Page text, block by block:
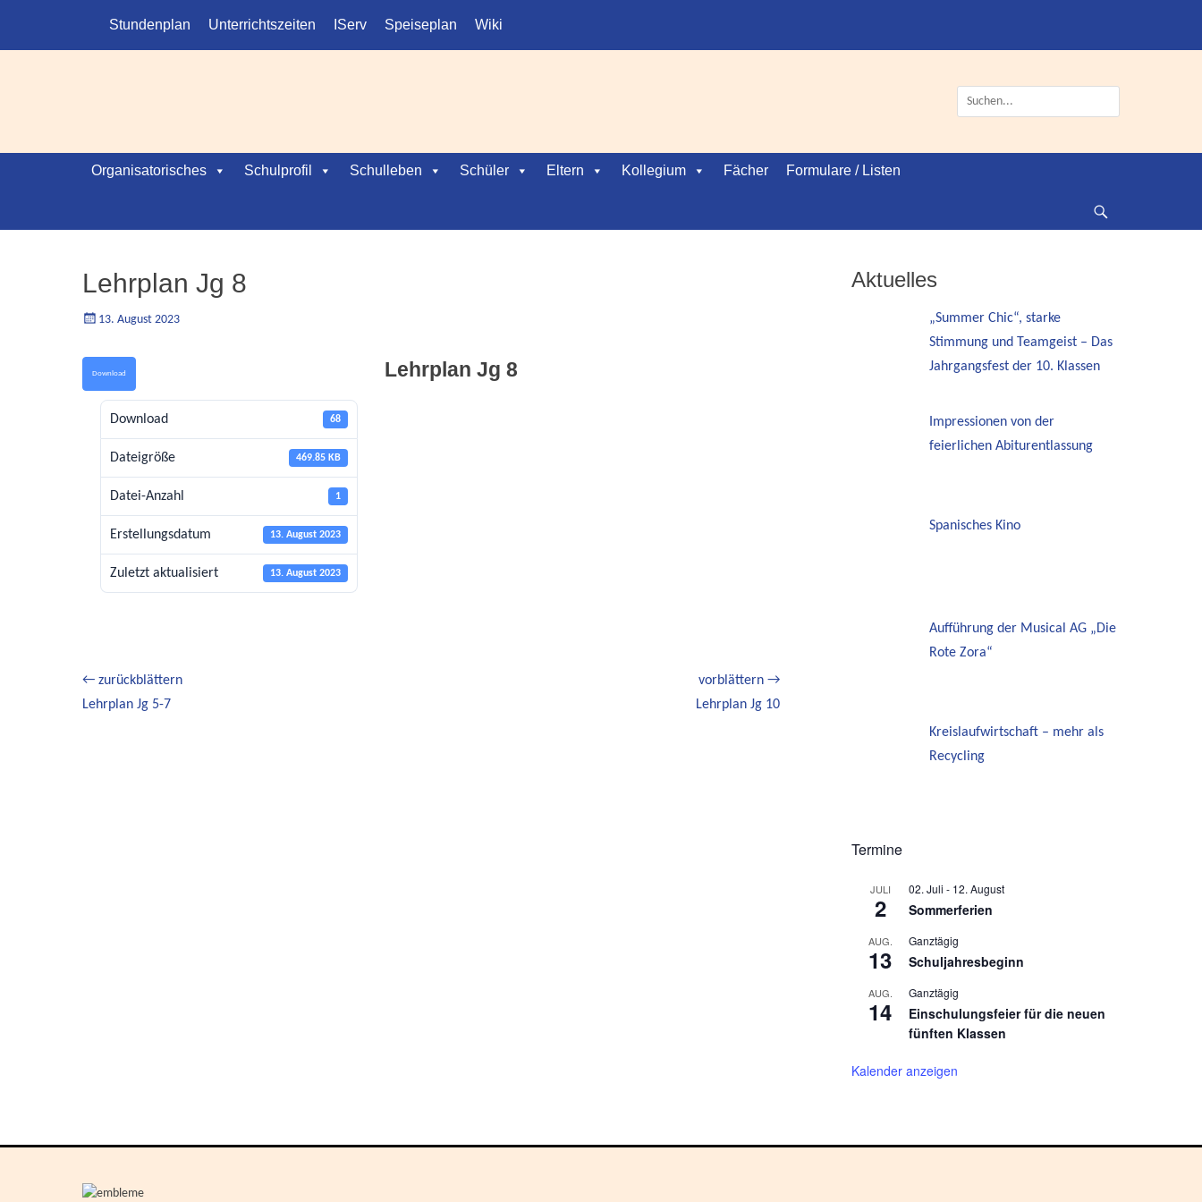
Kopfmenü
Weiter
Stundenplan Unterrichtszeiten IServ Speiseplan Wiki
Suche
nach:
Hauptmenü
Weiter
Organisatorisches Schulprofil Schulleben Schüler Eltern Kollegium Fächer Formulare / Listen
Lehrplan Jg 8
Geschrieben
13. August 2023
Download
Download 68
Dateigröße 469.85 KB
Datei-Anzahl 1
Erstellungsdatum 13. August 2023
Zuletzt aktualisiert 13. August 2023
Lehrplan Jg 8
Beitragsnavigation
← zurückblättern
Vorheriger
Lehrplan Jg 5-7
vorblättern →
Lehrplan Jg 10
Aktuelles
„Summer Chic“, starke
Stimmung und Teamgeist – Das
Jahrgangsfest der 10. Klassen
Impressionen von der
feierlichen Abiturentlassung
Spanisches Kino
Aufführung der Musical AG „Die
Rote Zora“
Kreislaufwirtschaft – mehr als
Recycling
Termine
JULI
2
02. Juli - 12. August
Sommerferien
AUG.
13
Ganztägig
Schuljahresbeginn
AUG.
14
Ganztägig
Einschulungsfeier für die neuen
fünften Klassen
Kalender anzeigen